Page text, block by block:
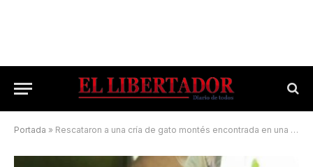
Portada » Rescataron a una cría de gato montés encontrada en una vivienda de Concepción